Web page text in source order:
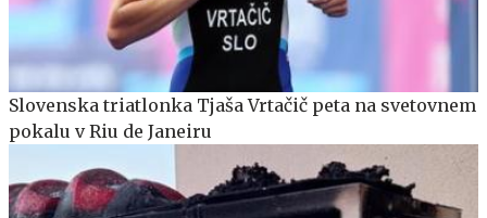
Slovenska triatlonka Tjaša Vrtačič peta na svetovnem
pokalu v Riu de Janeiru